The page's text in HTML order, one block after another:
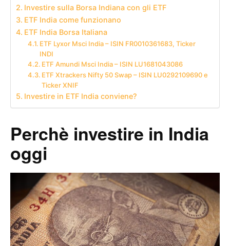
Investire sulla Borsa Indiana con gli ETF
ETF India come funzionano
ETF India Borsa Italiana
ETF Lyxor Msci India – ISIN FR0010361683, Ticker
INDI
ETF Amundi Msci India – ISIN LU1681043086
ETF Xtrackers Nifty 50 Swap – ISIN LU0292109690 e
Ticker XNIF
Investire in ETF India conviene?
Perchè investire in India
oggi